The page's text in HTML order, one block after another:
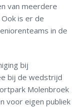
van meerdere
is er de
in de
bij
bij de wedstrijd
Molenbroek
voor eigen publiek